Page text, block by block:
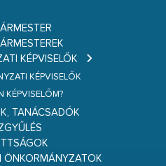
KÉPVISELŐK
KÉPVISELŐK
KÉPVISELŐM?
TANÁCSADÓK
ÖNKORMÁNYZATOK